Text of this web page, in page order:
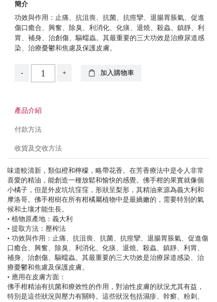
簡介
功效與作用：止痛、抗沮喪、抗菌、抗痙攣、退腸胃脹氣、促進
傷口癒合、興奮、除臭、利消化、化痰、退燒、殺蟲、鎮靜、利
胃、補身、治創傷、驅蠕蟲。其最重要的三大功效是治療尿道感
染、治療憂鬱和焦慮及保護皮膚。
- + 加入購物車
產品介紹
付款方法
收貨及交收方法
味道較清新，類似橙和檸檬，略帶花香。在芳香療法中是令人非常
喜愛的精油，能創造一種放鬆和愉快的感覺。佛手柑的果實就像個
小橘子，但是外皮坑坑窪窪，形狀呈梨形，其精油來源為義大利和
摩洛哥。佛手柑樹在所有柑橘屬植物中是最嬌嫩的，需要特別的氣
候和土壤才能生長。
• 植物原產地：義大利
• 提取方法：壓榨法
• 功效與作用：止痛、抗沮喪、抗菌、抗痙攣、退腸胃脹氣、促進傷
口癒合、興奮、除臭、利消化、化痰、退燒、殺蟲、鎮靜、利胃、
補身、治創傷、驅蠕蟲。其最重要的三大功效是治療尿道感染、治
療憂鬱和焦慮及保護皮膚。
• 應用在皮膚方面：
佛手柑精油有抗菌和療效性的作用，對油性皮膚的狀況尤其有益，
特別是這些狀況與壓力有關時。這些狀況包括濕疹、幹癬、粉刺、